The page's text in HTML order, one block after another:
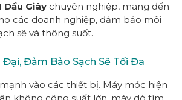
Dầu Giây chuyên nghiệp, mang đến
các doanh nghiệp, đảm bảo môi
sẽ và thông suốt.
Đảm Bảo Sạch Sẽ Tối Đa
vào các thiết bị. Máy móc hiện